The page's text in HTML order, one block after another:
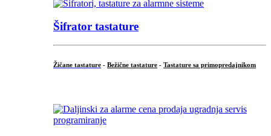
Šifrator tastature
Žičane tastature - Bežične tastature - Tastature sa primopredajnikom